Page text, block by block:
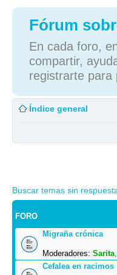
Fórum
En cada foro,
compartir,
registrarte para
Índice general
Buscar temas sin
FORO
Migraña crónica
Moderadores: Sarita,
Cefalea en racimos